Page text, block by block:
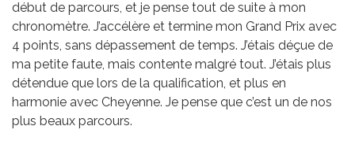
début de parcours, et je pense tout de suite à mon
chronomètre. J’accélère et termine mon Grand Prix avec
4 points, sans dépassement de temps. J’étais déçue de
ma petite faute, mais contente malgré tout. J’étais plus
détendue que lors de la qualification, et plus en
harmonie avec Cheyenne. Je pense que c’est un de nos
plus beaux parcours.